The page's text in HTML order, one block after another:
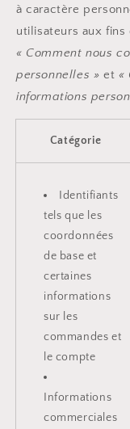
à caractère
utilisateurs aux
« Comment nous
personnelles » et «
informations
Catégorie
Identifiants
tels que les
coordonnées
de base et
certaines
informations
sur les
commandes et
le compte
Informations
commerciales